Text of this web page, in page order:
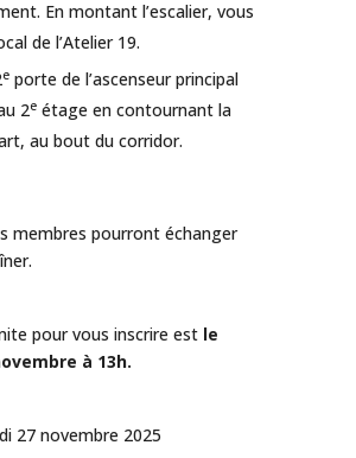
En montant l’escalier, vous
de l’Atelier 19.
eporte de l’ascenseur principal
2eétage en contournant la
au bout du corridor.
membres pourront échanger
pour vous inscrire est le
à 13h.
27 novembre 2025